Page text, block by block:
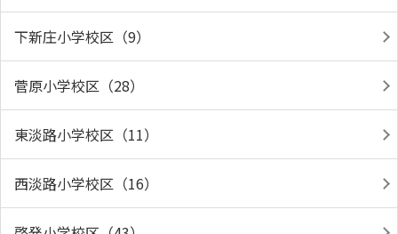
下新庄小学校区（9）
菅原小学校区（28）
東淡路小学校区（11）
西淡路小学校区（16）